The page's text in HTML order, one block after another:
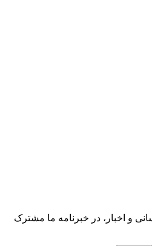
و اخبار، در خبرنامه ما مشترک